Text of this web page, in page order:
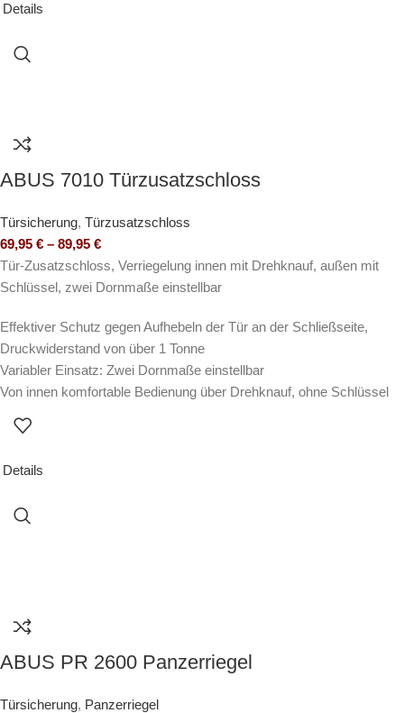
Details
ABUS 7010 Türzusatzschloss
Türsicherung, Türzusatzschloss
69,95 € – 89,95 €
Tür-Zusatzschloss, Verriegelung innen mit Drehknauf, außen mit
Schlüssel, zwei Dornmaße einstellbar
Effektiver Schutz gegen Aufhebeln der Tür an der Schließseite,
Druckwiderstand von über 1 Tonne
Variabler Einsatz: Zwei Dornmaße einstellbar
Von innen komfortable Bedienung über Drehknauf, ohne Schlüssel
Details
ABUS PR 2600 Panzerriegel
Türsicherung, Panzerriegel